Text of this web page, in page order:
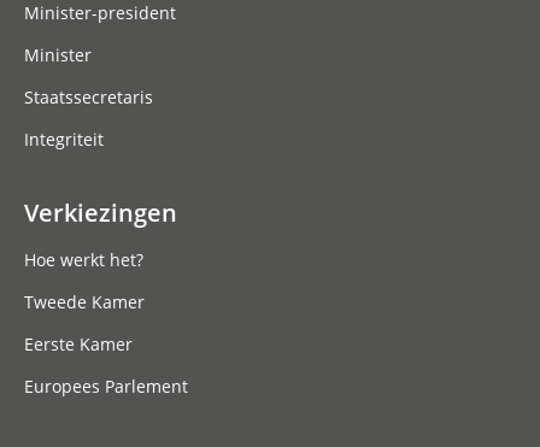
Minister-president
Minister
Staatssecretaris
Integriteit
Verkiezingen
Hoe werkt het?
Tweede Kamer
Eerste Kamer
Europees Parlement